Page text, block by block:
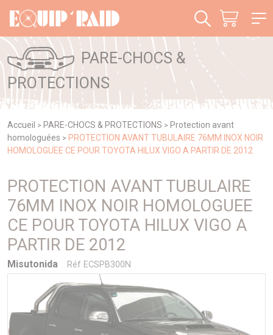
PARE-CHOCS &
PROTECTIONS
Accueil > PARE-CHOCS & PROTECTIONS > Protection avant
homologuées > PROTECTION AVANT TUBULAIRE 76MM INOX NOIR
HOMOLOGUEE CE POUR TOYOTA HILUX VIGO A PARTIR DE 2012
PROTECTION AVANT TUBULAIRE
76MM INOX NOIR HOMOLOGUEE
CE POUR TOYOTA HILUX VIGO A
PARTIR DE 2012
Misutonida Réf ECSPB300N
Panneau de gestion des cookies